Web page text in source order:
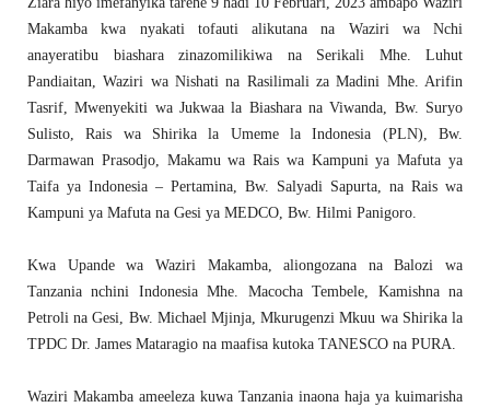
Makamba kwa nyakati tofauti alikutana na Waziri wa Nchi
anayeratibu biashara zinazomilikiwa na Serikali Mhe. Luhut
Pandiaitan, Waziri wa Nishati na Rasilimali za Madini Mhe. Arifin
Tasrif, Mwenyekiti wa Jukwaa la Biashara na Viwanda, Bw. Suryo
Sulisto, Rais wa Shirika la Umeme la Indonesia (PLN), Bw.
Darmawan Prasodjo, Makamu wa Rais wa Kampuni ya Mafuta ya
Taifa ya Indonesia – Pertamina, Bw. Salyadi Sapurta, na Rais wa
Kampuni ya Mafuta na Gesi ya MEDCO, Bw. Hilmi Panigoro.
Kwa Upande wa Waziri Makamba, aliongozana na Balozi wa
Tanzania nchini Indonesia Mhe. Macocha Tembele, Kamishna na
Petroli na Gesi, Bw. Michael Mjinja, Mkurugenzi Mkuu wa Shirika la
TPDC Dr. James Mataragio na maafisa kutoka TANESCO na PURA.
Waziri Makamba ameeleza kuwa Tanzania inaona haja ya kuimarisha